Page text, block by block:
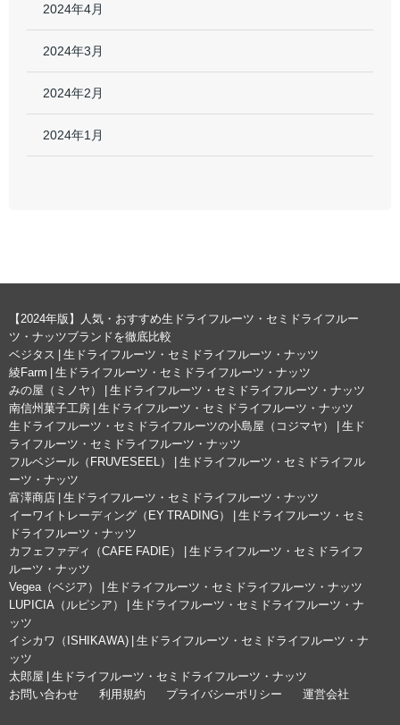
2024年4月
2024年3月
2024年2月
2024年1月
【2024年版】人気・おすすめ生ドライフルーツ・セミドライフルー
ツ・ナッツブランドを徹底比較
ベジタス | 生ドライフルーツ・セミドライフルーツ・ナッツ
綾Farm | 生ドライフルーツ・セミドライフルーツ・ナッツ
みの屋（ミノヤ） | 生ドライフルーツ・セミドライフルーツ・ナッツ
南信州菓子工房 | 生ドライフルーツ・セミドライフルーツ・ナッツ
生ドライフルーツ・セミドライフルーツの小島屋（コジマヤ） | 生ド
ライフルーツ・セミドライフルーツ・ナッツ
フルベジール（FRUVESEEL） | 生ドライフルーツ・セミドライフル
ーツ・ナッツ
富澤商店 | 生ドライフルーツ・セミドライフルーツ・ナッツ
イーワイトレーディング（EY TRADING） | 生ドライフルーツ・セミ
ドライフルーツ・ナッツ
カフェファディ（CAFE FADIE） | 生ドライフルーツ・セミドライフ
ルーツ・ナッツ
Vegea（ベジア） | 生ドライフルーツ・セミドライフルーツ・ナッツ
LUPICIA（ルピシア） | 生ドライフルーツ・セミドライフルーツ・ナ
ッツ
イシカワ（ISHIKAWA) | 生ドライフルーツ・セミドライフルーツ・ナ
ッツ
太郎屋 | 生ドライフルーツ・セミドライフルーツ・ナッツ
お問い合わせ
利用規約 プライバシーポリシー 運営会社